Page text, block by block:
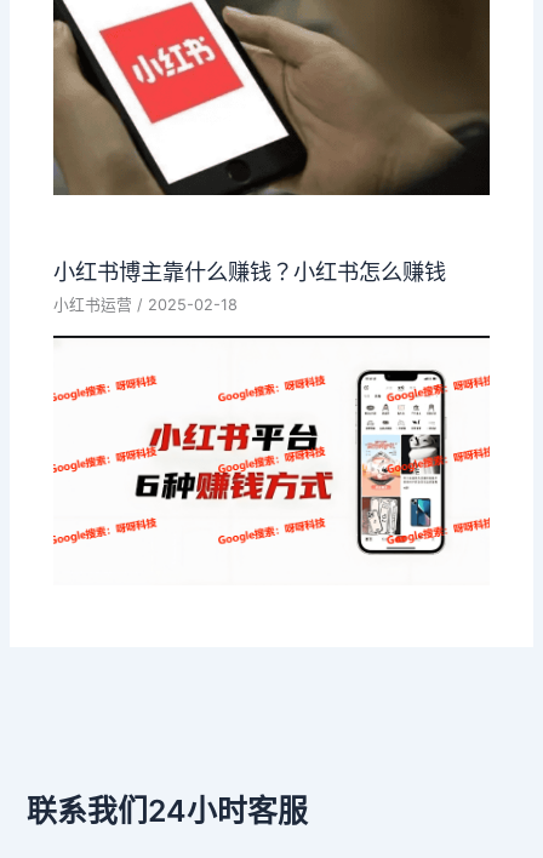
小红书博主靠什么赚钱？小红书怎么赚钱
小红书运营 / 2025-02-18
联系我们24小时客服